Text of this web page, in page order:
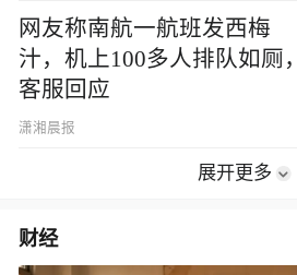
网友称南航一航班发西梅
汁，机上100多人排队如厕，
客服回应
潇湘晨报
展开更多
财经